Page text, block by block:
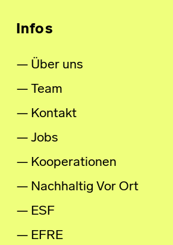
Infos
Über uns
Team
Kontakt
Jobs
Kooperationen
Nachhaltig Vor Ort
ESF
EFRE